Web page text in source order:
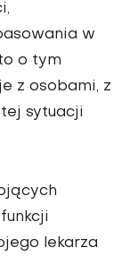
w
o tym
z osobami, z
sytuacji
lekarza